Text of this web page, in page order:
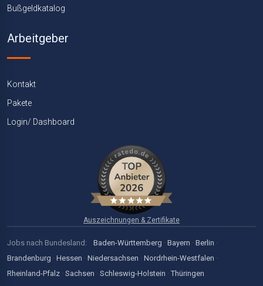
Bußgeldkatalog
Arbeitgeber
Kontakt
Pakete
Login/ Dashboard
Auszeichnungen & Zertifikate
Jobs nach Bundesland: Baden-Württemberg · Bayern · Berlin ·
Brandenburg · Hessen · Niedersachsen · Nordrhein-Westfalen ·
Rheinland-Pfalz · Sachsen · Schleswig-Holstein · Thüringen